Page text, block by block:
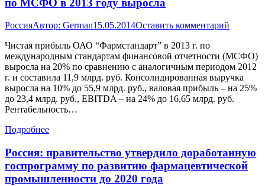
РоссияАвтор: German15.05.2014Оставить комментарий
Чистая прибыль ОАО “Фармстандарт” в 2013 г. по
международным стандартам финансовой отчетности (МСФО)
выросла на 20% по сравнению с аналогичным периодом 2012
г. и составила 11,9 млрд. руб. Консолидированная выручка
выросла на 10% до 55,9 млрд. руб., валовая прибыль – на 25%
до 23,4 млрд. руб., EBITDA – на 24% до 16,65 млрд. руб.
Рентабельность…
Подробнее
Россия: правительство утвердило доработанную
госпрограмму по развитию фармацевтической
промышленности до 2020 года